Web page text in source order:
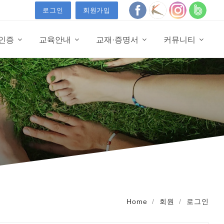
로그인 회원가입
증 교육안내 교재·증명서 커뮤니티
Home 회원 로그인